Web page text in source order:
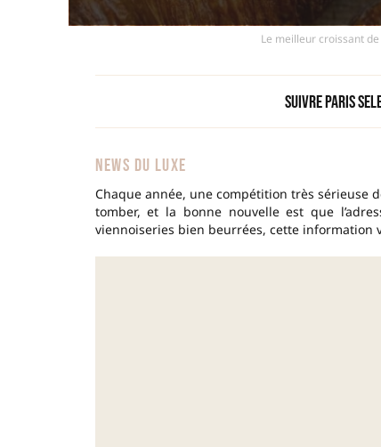
Le meilleur croissant
Suivre Paris
NEWS DU LUXE
Chaque année, une compétition très sérieuse
tomber, et la bonne nouvelle est que
viennoiseries bien beurrées, cette information